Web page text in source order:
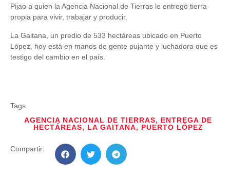
Pijao a quien la Agencia Nacional de Tierras le entregó tierra
propia para vivir, trabajar y producir.
La Gaitana, un predio de 533 hectáreas ubicado en Puerto
López, hoy está en manos de gente pujante y luchadora que es
testigo del cambio en el país.
Tags
AGENCIA NACIONAL DE TIERRAS, ENTREGA DE
HECTÁREAS, LA GAITANA, PUERTO LÓPEZ
Compartir: